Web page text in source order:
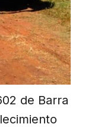
de Barra